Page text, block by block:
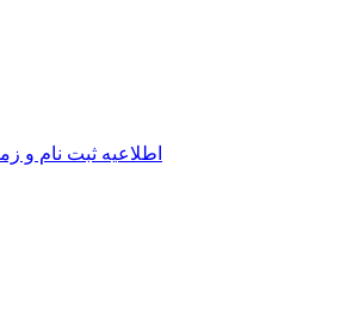
اطلاعیه ثبت نام و